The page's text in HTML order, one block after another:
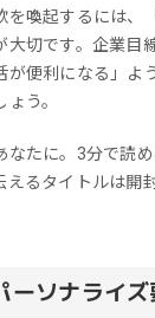
を喚起するには、
大切です。企業目
が便利になる」よ
う。
なたに。3分で読
えるタイトルは開
ーソナライ